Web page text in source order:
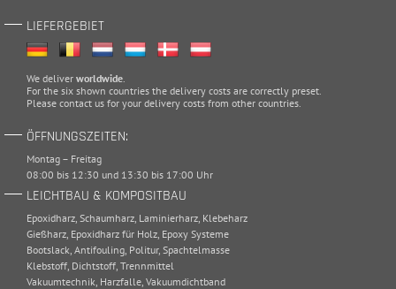
LIEFERGEBIET
We deliver worldwide
For the six shown countries the delivery costs are correctly preset.
Please contact us for your delivery costs from other countries.
ÖFFNUNGSZEITEN:
Montag – Freitag
08:00 bis 12:30 und 13:30 bis 17:00 Uhr
LEICHTBAU & KOMPOSITBAU
Epoxidharz Schaumharz Laminierharz Klebeharz
Gießharz Epoxidharz für Holz Epoxy Systeme
Bootslack Antifouling Politur, Spachtelmasse
Klebstoff Dichtstoff Trennmittel
Vakuumtechnik Harzfalle Vakuumdichtband